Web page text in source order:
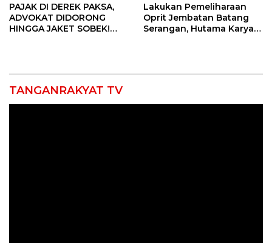
PAJAK DI DEREK PAKSA,
ADVOKAT DIDORONG
HINGGA JAKET SOBEK!
Lakukan Pemeliharaan
Oprit Jembatan Batang
Serangan, Hutama Karya
TANGANRAKYAT TV